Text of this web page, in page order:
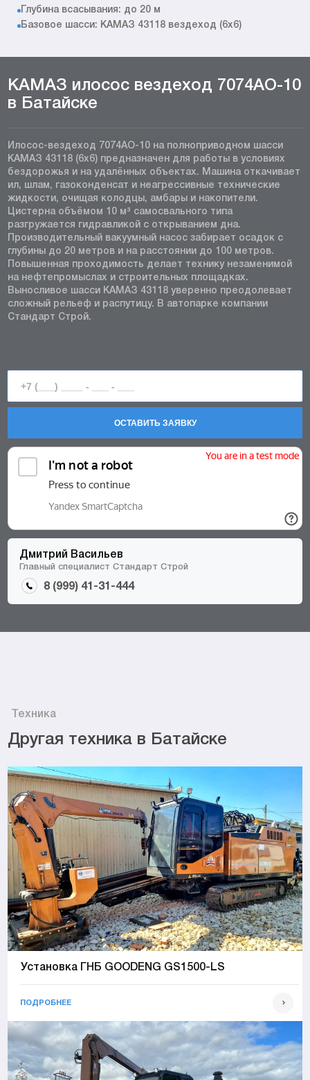
Глубина всасывания: до 20 м
Базовое шасси: КАМАЗ 43118 вездеход (6x6)
КАМАЗ илосос вездеход 7074АО-10
в Батайске
Илосос-вездеход 7074АО-10 на полноприводном шасси
КАМАЗ 43118 (6x6) предназначен для работы в условиях
бездорожья и на удалённых объектах. Машина откачивает
ил, шлам, газоконденсат и неагрессивные технические
жидкости, очищая колодцы, амбары и накопители.
Цистерна объёмом 10 м³ самосвального типа
разгружается гидравликой с открыванием дна.
Производительный вакуумный насос забирает осадок с
глубины до 20 метров и на расстоянии до 100 метров.
Повышенная проходимость делает технику незаменимой
на нефтепромыслах и строительных площадках.
Выносливое шасси КАМАЗ 43118 уверенно преодолевает
сложный рельеф и распутицу. В автопарке компании
Стандарт Строй.
ОСТАВИТЬ ЗАЯВКУ
Дмитрий Васильев
Главный специалист Стандарт Строй
8 (999) 41-31-444
Техника
Другая техника в Батайске
Установка ГНБ GOODENG GS1500-LS
ПОДРОБНЕЕ